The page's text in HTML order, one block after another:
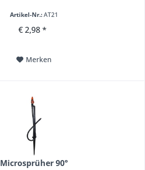
Artikel-Nr.:AT21
€ 2,98 *
Merken
Microsprüher 90°